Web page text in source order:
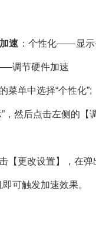
速 ：个性化——显
调节硬件加速
菜单中选择“个性化”;
，然后点击左侧的【
【更改设置】，在
可触发加速效果。